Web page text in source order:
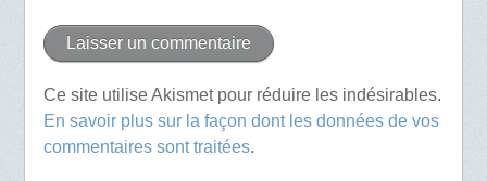
Ce site utilise Akismet pour réduire les indésirables.
En savoir plus sur la façon dont les données de vos
commentaires sont traitées.